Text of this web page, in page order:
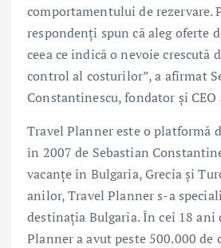
comportamentului de rezervare.
respondenți spun că aleg oferte
ceea ce indică o nevoie crescută
control al costurilor”, a afirmat
Constantinescu, fondator și
Travel Planner este o platformă
în 2007 de Sebastian
vacanțe în Bulgaria, Grecia și
anilor, Travel Planner s-a
destinația Bulgaria. În cei 18 ani
Planner a avut peste 500.000